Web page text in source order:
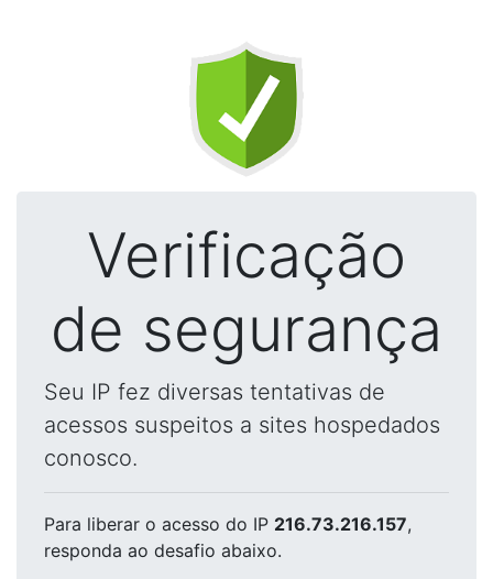
Verificação
de segurança
Seu IP fez diversas tentativas de
acessos suspeitos a sites hospedados
conosco.
Para liberar o acesso do IP 216.73.216.157,
responda ao desafio abaixo.